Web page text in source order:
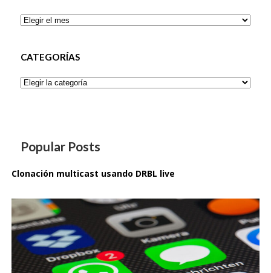
Archivos
CATEGORÍAS
Categorías
Popular Posts
Clonación multicast usando DRBL live